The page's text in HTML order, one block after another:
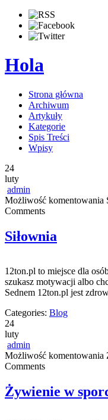
Hola
Strona główna
Archiwum
Artykuły
Kategorie
Spis Treści
Wpisy
24
luty
admin
Możliwość komentowania
Comments
Siłownia
12ton.pl to miejsce dla
szukasz motywacji albo
Sednem 12ton.pl jest
Categories: Blog
24
luty
admin
Możliwość komentowania
Comments
Żywienie w